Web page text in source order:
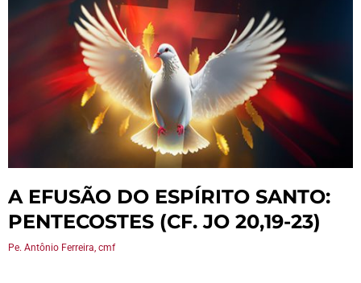
A EFUSÃO DO ESPÍRITO SANTO:
PENTECOSTES (CF. JO 20,19-23)
Pe. Antônio Ferreira, cmf